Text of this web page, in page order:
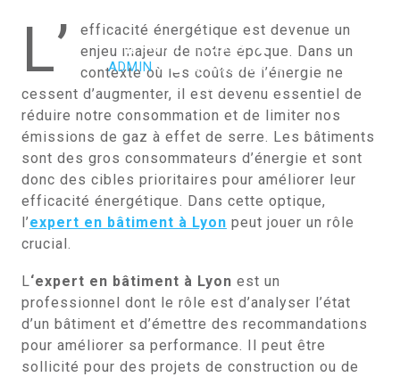
AVRIL 23, 2023
ADMIN
0 COMMENTS
0 TAGS
L’
efficacité énergétique est devenue un
enjeu majeur de notre époque. Dans un
contexte où les coûts de l’énergie ne
cessent d’augmenter, il est devenu essentiel de
réduire notre consommation et de limiter nos
émissions de gaz à effet de serre. Les bâtiments
sont des gros consommateurs d’énergie et sont
donc des cibles prioritaires pour améliorer leur
efficacité énergétique. Dans cette optique,
l’expert en bâtiment à Lyon peut jouer un rôle
crucial.
L‘expert en bâtiment à Lyon est un
professionnel dont le rôle est d’analyser l’état
d’un bâtiment et d’émettre des recommandations
pour améliorer sa performance. Il peut être
sollicité pour des projets de construction ou de